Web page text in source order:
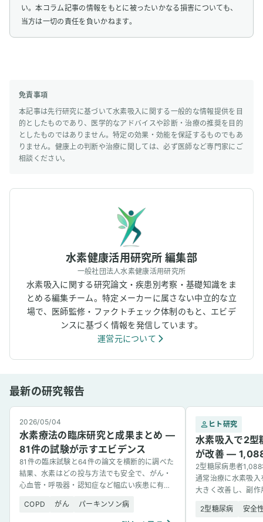
い。本コラム記事の情報をもとに被ったいかなる損害についても、
当方は一切の責任を負いかねます。
免責事項
本記事は先行研究に基づいて水素吸入に関する一般的な情報提供を目
的としたものであり、医学的なアドバイスや診断・治療の推奨を目的
としたものではありません。特定の効果・効能を保証するものでもあ
りません。健康上の判断や治療に関しては、必ず医師など専門家にご
相談ください。
水素健康活用研究所 編集部
一般社団法人水素健康活用研究所
水素吸入に関する研究論文・疾患別考察・基礎知識をま
とめる編集チーム。特定メーカーに属さない中立的な立
場で、医師監修・ファクトチェック体制のもと、エビデ
ンスに基づく情報を発信しています。
運営元について
最新の研究報告
2026/05/04
水素療法の臨床研究と成果まとめ —
81件の試験が示すエビデンス
81件の臨床試験と64件の論文を横断的に調べた
結果、水素はどの投与方法でも安全で、がん・
心血管・呼吸器・認知症など幅広い疾患に有望
COPD
がん パーキンソン病
ヒト研究
水素吸入で2型
が改善 —
2型糖尿病患者
通常治療に水素吸
大きく改善し、副
2型糖尿病 安全